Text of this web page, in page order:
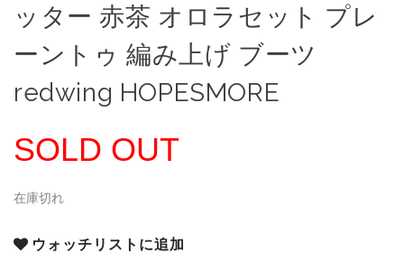
ッター 赤茶 オロラセット プレ
ーントゥ 編み上げ ブーツ
redwing HOPESMORE
SOLD OUT
在庫切れ
ウォッチリストに追加